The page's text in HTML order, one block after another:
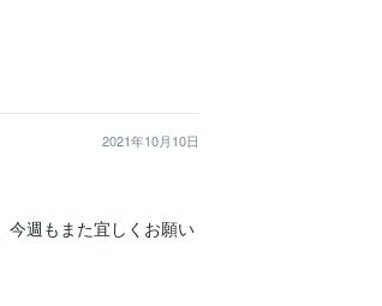
2021年10月10日
今週もまた宜しくお願い